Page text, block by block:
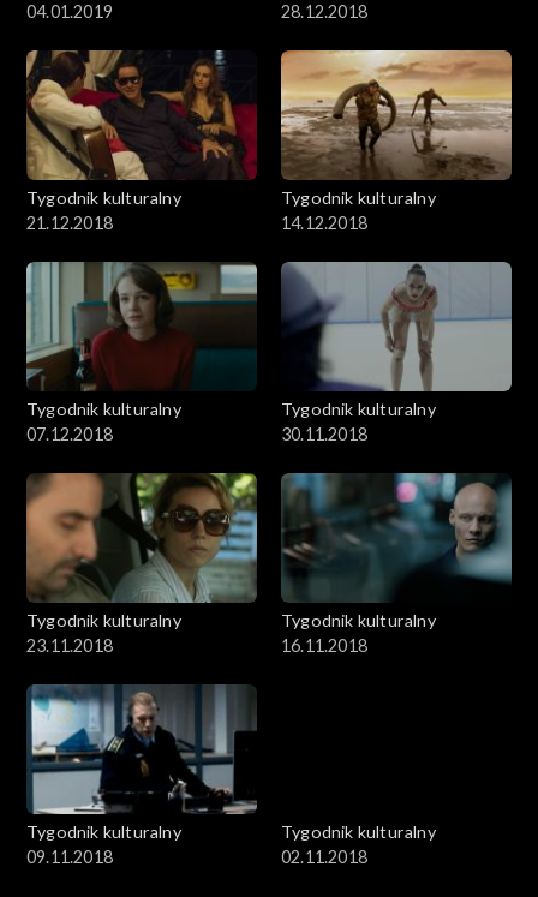
04.01.2019
28.12.2018
Tygodnik kulturalny
21.12.2018
Tygodnik kulturalny
14.12.2018
Tygodnik kulturalny
07.12.2018
Tygodnik kulturalny
30.11.2018
Tygodnik kulturalny
23.11.2018
Tygodnik kulturalny
16.11.2018
Tygodnik kulturalny
09.11.2018
Tygodnik kulturalny
02.11.2018